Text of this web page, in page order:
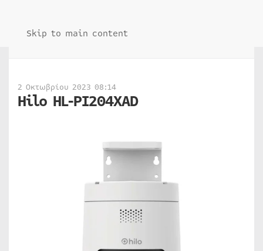
Skip to main content
2 Οκτωβρίου 2023 08:14
Hilo HL-PI204XAD